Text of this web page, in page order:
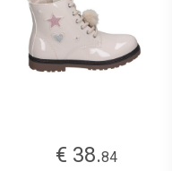
€ 38.84